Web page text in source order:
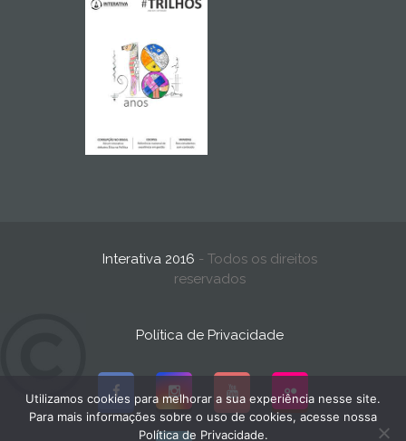
Interativa 2016 - Todos os direitos
reservados
Política de Privacidade
Utilizamos cookies para melhorar a sua experiência nesse site.
Para mais informações sobre o uso de cookies, acesse nossa
Política de Privacidade.